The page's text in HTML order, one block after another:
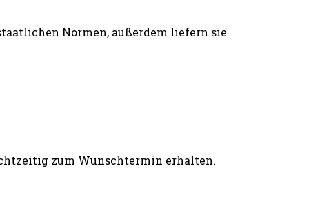
Normen, außerdem liefern sie
zum Wunschtermin erhalten.